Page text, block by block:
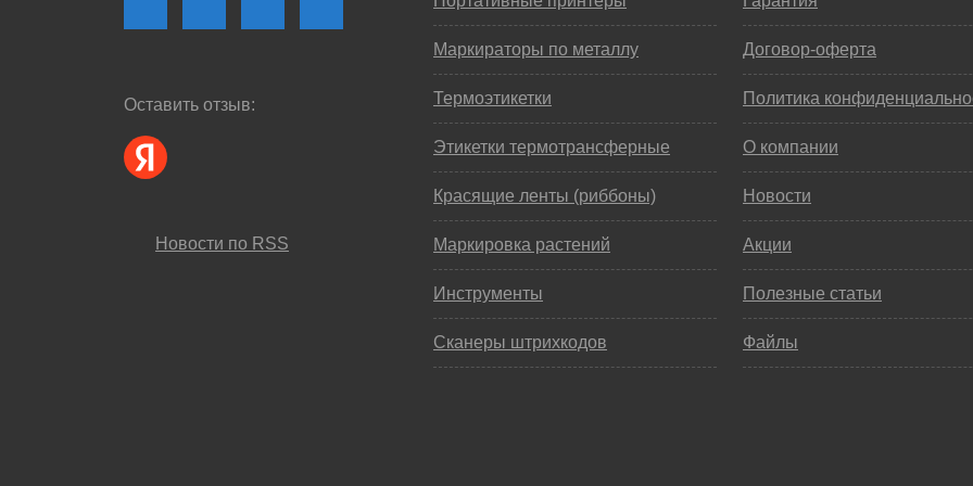
Оставить отзыв:
Новости по RSS
Маркираторы по металлу
Термоэтикетки
Этикетки термотрансферные
Красящие ленты (риббоны)
Маркировка растений
Инструменты
Сканеры штрихкодов
Договор-оферта
Политика
О компании
Новости
Акции
Полезные статьи
Файлы